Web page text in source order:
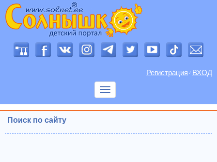
Регистрация / ВХОД
Показать
Поиск по сайту